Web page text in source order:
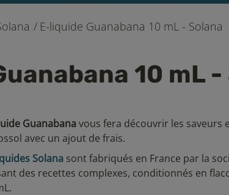
E-liquide Guanabana 10 mL - Solana
10 mL -
Guanabanavous fera découvrir les saveurs
avec un ajout de frais.
Solanasont fabriqués en France par la
des recettes complexes, conditionnés en